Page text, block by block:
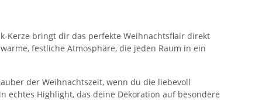
Kerze bringt dir das perfekte Weihnachtsflair direkt
festliche Atmosphäre, die jeden Raum in ein
der Weihnachtszeit, wenn du die liebevoll
echtes Highlight, das deine Dekoration auf besondere